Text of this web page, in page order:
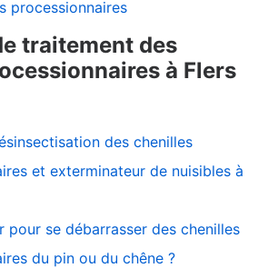
processionnaires
traitement des
à Flers
des chenilles
et exterminateur de nuisibles à
pour se débarrasser des chenilles
du pin ou du chêne ?